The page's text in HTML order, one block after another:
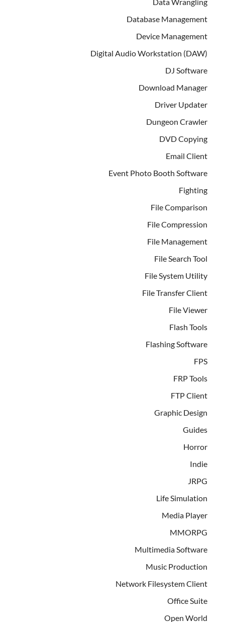
Database Management
Device Management
Digital Audio Workstation (DAW)
DJ Software
Download Manager
Driver Updater
Dungeon Crawler
DVD Copying
Email Client
Event Photo Booth Software
Fighting
File Comparison
File Compression
File Management
File Search Tool
File System Utility
File Transfer Client
File Viewer
Flash Tools
Flashing Software
FPS
FRP Tools
FTP Client
Graphic Design
Guides
Horror
Indie
JRPG
Life Simulation
Media Player
MMORPG
Multimedia Software
Music Production
Network Filesystem Client
Office Suite
Open World